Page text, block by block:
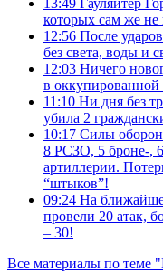
которых сам же не
12:56 После
без света, воды и
12:03 Ничего
в оккупированной
11:10 Ни дня без
убила 2
10:17 Силы
8 РСЗО, 5 броне-,
артиллерии.
“штыков”!
09:24 На
провели 20 атак,
– 30!
Все материалы по теме